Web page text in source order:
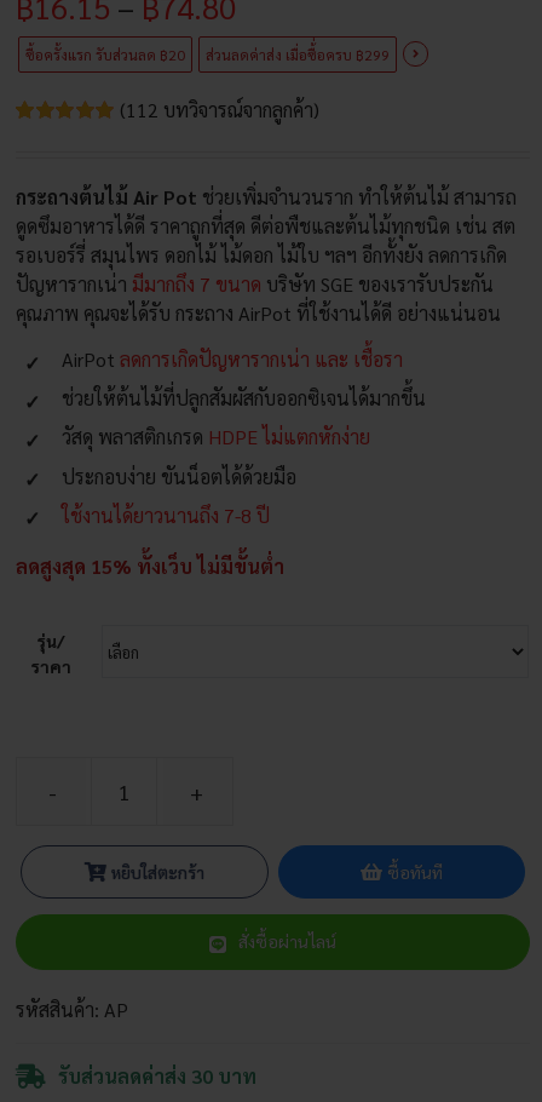
through
฿88.00
range:
฿16.15
฿74.80
ซื้อครั้งแรก รับส่วนลด ฿20 ส่วนลดค่าส่ง เมื่อซื้่อครบ ฿299
คะแนนเต็ม
บนการให้
คะแนนของ
ลูกค้า
(112 บทวิจารณ์จากลูกค้า)
กระถางต้นไม้ Air Pot ช่วยเพิ่มจำนวนราก ทำให้ต้นไม้ สามารถ
ดูดซึมอาหารได้ดี ราคาถูกที่สุด ดีต่อพืชและต้นไม้ทุกชนิด เช่น สต
รอเบอร์รี่ สมุนไพร ดอกไม้ ไม้ดอก ไม้ใบ ฯลฯ อีกทั้งยัง ลดการเกิด
ปัญหารากเน่า มีมากถึง 7 ขนาด บริษัท SGE ของเรารับประกัน
คุณภาพ คุณจะได้รับ กระถาง AirPot ที่ใช้งานได้ดี อย่างแน่นอน
AirPotลดการเกิดปัญหารากเน่า และ เชื้อรา
ช่วยให้ต้นไม้ที่ปลูกสัมผัสกับออกซิเจนได้มากขึ้น
วัสดุ พลาสติกเกรด HDPE ไม่แตกหักง่าย
ประกอบง่าย ขันน็อตได้ด้วยมือ
ใช้งานได้ยาวนานถึง 7-8 ปี
ลดสูงสุด 15% ทั้งเว็บ ไม่มีขั้นต่ำ
รุ่น/
ราคา
จำนวน
ต้นไม้
Air
Pot
หยิบใส่ตะกร้า ซื้อทันที
สั่งซื้อผ่านไลน์
รหัสสินค้า: AP
รับส่วนลดค่าส่ง 30 บาท